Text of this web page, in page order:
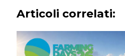
Articoli correlati: